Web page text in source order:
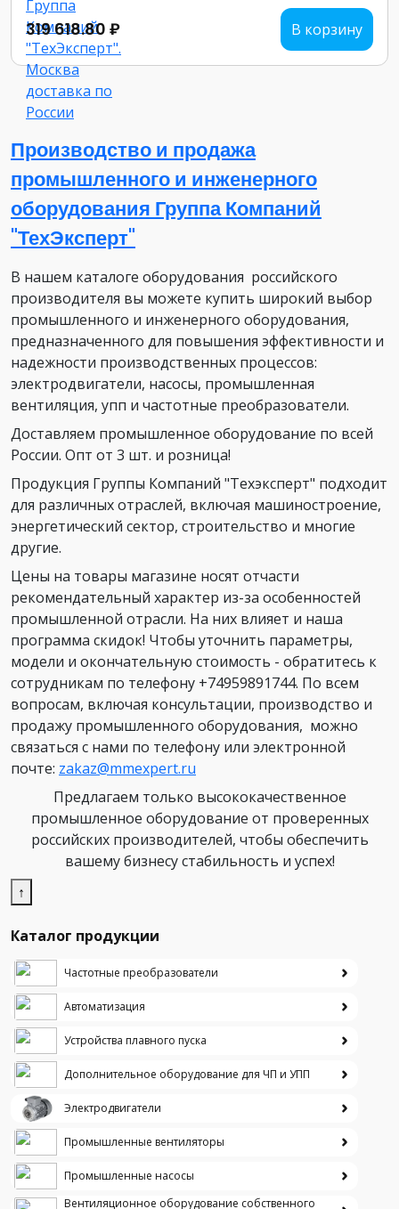
319 618.80 ₽ В корзину
Производство и продажа
промышленного и инженерного
оборудования Группа Компаний
"ТехЭксперт"
В нашем каталоге оборудования российского
производителя вы можете купить широкий выбор
промышленного и инженерного оборудования,
предназначенного для повышения эффективности и
надежности производственных процессов:
электродвигатели, насосы, промышленная
вентиляция, упп и частотные преобразователи.
Доставляем промышленное оборудование по всей
России. Опт от 3 шт. и розница!
Продукция Группы Компаний "Техэксперт" подходит
для различных отраслей, включая машиностроение,
энергетический сектор, строительство и многие
другие.
Цены на товары магазине носят отчасти
рекомендательный характер из-за особенностей
промышленной отрасли. На них влияет и наша
программа скидок! Чтобы уточнить параметры,
модели и окончательную стоимость - обратитесь к
сотрудникам по телефону +74959891744. По всем
вопросам, включая консультации, производство и
продажу промышленного оборудования, можно
связаться с нами по телефону или электронной
почте: zakaz@mmexpert.ru
Предлагаем только высококачественное
промышленное оборудование от проверенных
российских производителей, чтобы обеспечить
вашему бизнесу стабильность и успех!
↑
Каталог продукции
Частотные преобразователи
Автоматизация
Устройства плавного пуска
Дополнительное оборудование для ЧП и УПП
Электродвигатели
Промышленные вентиляторы
Промышленные насосы
Вентиляционное оборудование собственного